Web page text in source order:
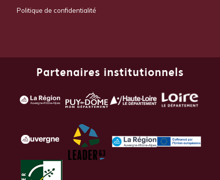
Politique de confidentialité
Partenaires institutionnels